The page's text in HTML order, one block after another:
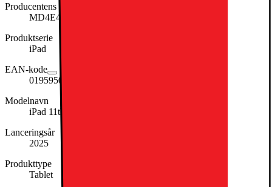
Producentens varenummer
MD4E4KN/A
Produktserie
iPad
EAN-kode
0195950086904
Modelnavn
iPad 11th Gen
Lanceringsår
2025
Produkttype
Tablet